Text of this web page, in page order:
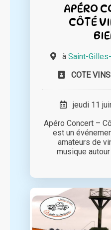
APÉRO
CÔTÉ
à Saint-
COTE
jeudi 11
Apéro Concert –
est un
amateurs de
musique autour